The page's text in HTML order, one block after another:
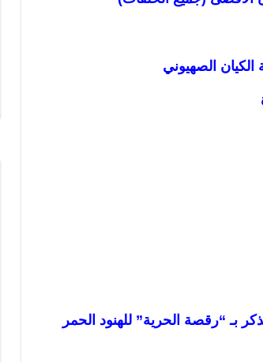
الصهيوني
بـ “رقصة الحرية” للهنود الحمر